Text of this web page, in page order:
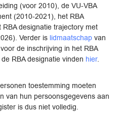
(voor 2010), de VU-VBA
(2010-2021), het RBA
designatie trajectory met
Verder is lidmaatschap van
de inschrijving in het RBA
RBA designatie vinden hier.
toestemming moeten
van hun persoonsgegevens aan
is dus niet volledig.